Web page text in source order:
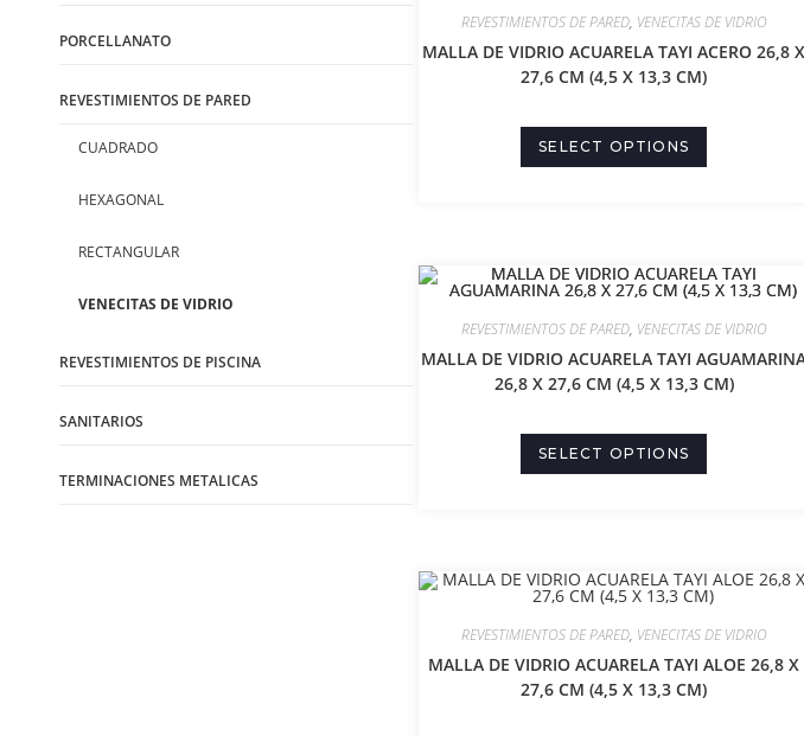
PORCELLANATO
REVESTIMIENTOS DE PARED
CUADRADO
HEXAGONAL
RECTANGULAR
VENECITAS DE VIDRIO
REVESTIMIENTOS DE PISCINA
SANITARIOS
TERMINACIONES METALICAS
REVESTIMIENTOS DE PARED, VENECITAS DE VIDRIO
MALLA DE VIDRIO ACUARELA TAYI ACERO 26,8 X
27,6 CM (4,5 X 13,3 CM)
SELECT OPTIONS
REVESTIMIENTOS DE PARED, VENECITAS DE VIDRIO
MALLA DE VIDRIO ACUARELA TAYI
26,8 X 27,6 CM (4,5 X 13,3 CM)
SELECT OPTIONS
REVESTIMIENTOS DE PARED, VENECITAS DE VIDRIO
MALLA DE VIDRIO ACUARELA TAYI ALOE 26,8 X
27,6 CM (4,5 X 13,3 CM)